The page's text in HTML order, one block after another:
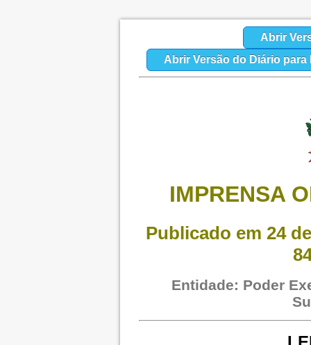
Abrir
Abrir Versão do Diário para
IMPRENSA
Publicado em 24
Entidade: Poder